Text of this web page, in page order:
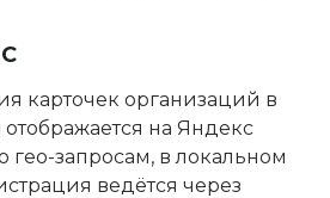
карточек организаций в
на Яндекс
гео-запросам, в локальном
ведётся через